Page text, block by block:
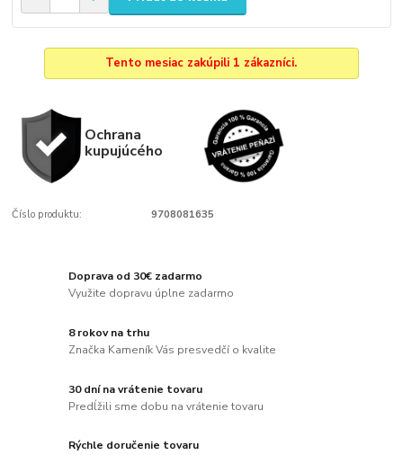
Tento mesiac zakúpili 1 zákazníci.
Ochrana
kupujúcého
Číslo produktu: 9708081635
Doprava od 30€ zadarmo
Využite dopravu úplne zadarmo
8 rokov na trhu
Značka Kameník Vás presvedčí o kvalite
30 dní na vrátenie tovaru
Predĺžili sme dobu na vrátenie tovaru
Rýchle doručenie tovaru